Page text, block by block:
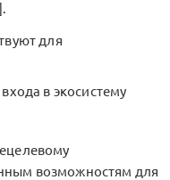
для
в экосистему
возможностям для